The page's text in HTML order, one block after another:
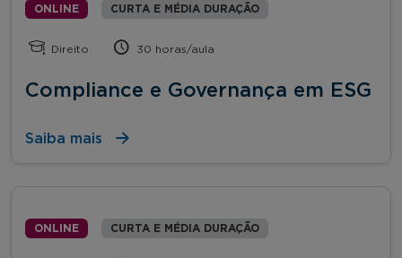
ONLINE CURTA E MÉDIA DURAÇÃO
Direito 30 horas/aula
Compliance e Governança em ESG
Saiba mais
ONLINE CURTA E MÉDIA DURAÇÃO